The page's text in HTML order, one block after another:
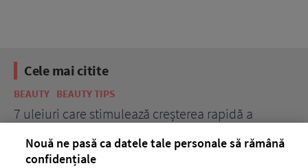
Cele mai citite
BEAUTY BEAUTY TIPS
7 uleiuri care stimulează creșterea rapidă a
Nouă ne pasă ca datele tale personale să rămână
confidențiale